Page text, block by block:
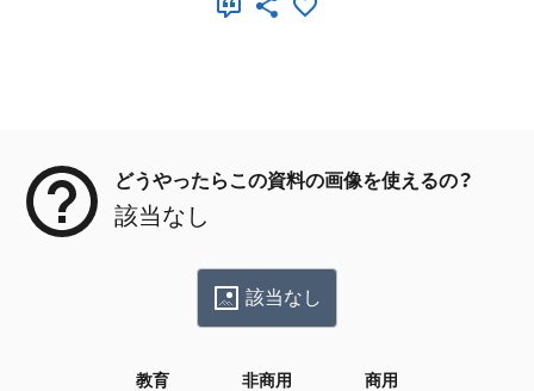
どうやったらこの資料の画像を使えるの？
該当なし
該当なし
教育 非商用 商用